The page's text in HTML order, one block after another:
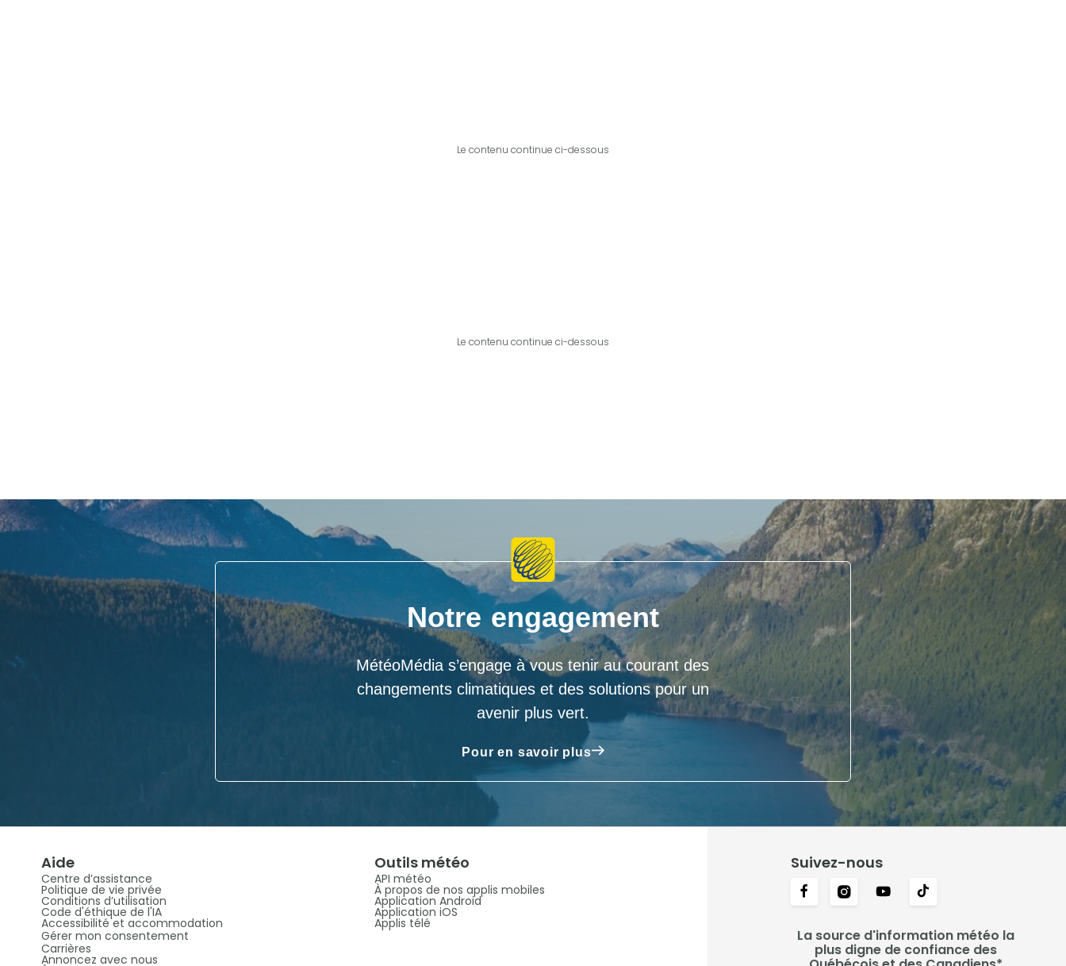
Le contenu continue ci-dessous
Le contenu continue ci-dessous
Notre engagement
MétéoMédia s’engage à vous tenir au courant des
changements climatiques et des solutions pour un
avenir plus vert.
Pour en savoir plus
Aide
Centre d’assistance
Politique de vie privée
Conditions d’utilisation
Code d'éthique de l'IA
Accessibilité et accommodation
Gérer mon consentement
Carrières
Annoncez avec nous
Outils météo
API météo
À propos de nos applis mobiles
Application Android
Application iOS
Applis télé
Suivez-nous
La source d'information météo la
plus digne de confiance des